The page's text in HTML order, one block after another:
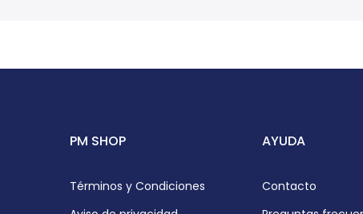
PM SHOP
Términos y Condiciones
AYUDA
Contacto